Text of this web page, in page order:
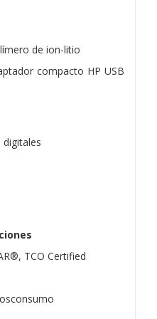
de ion-litio
compacto HP USB
digitales
TCO Certified